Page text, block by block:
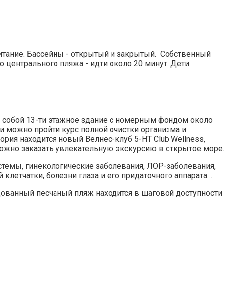
Бассейны - открытый и закрытый. Собственный
пляжа - идти около 20 минут. Дети
собой 13-ти этажное здание с номерным фондом около
пройти курс полной очистки организма и
находится новый Велнес-клуб 5-HT Club Wellness,
заказать увлекательную экскурсию в открытое море.
гинекологические заболевания, ЛОР-заболевания,
болезни глаза и его придаточного аппарата…
песчаный пляж находится в шаговой доступности